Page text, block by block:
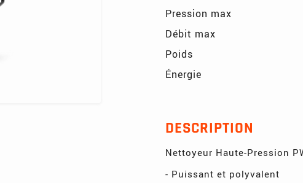
Pression max
Débit max
Poids
Énergie
DESCRIPTION
Nettoyeur Haute-Pression
- Puissant et polyvalent